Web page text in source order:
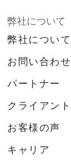
弊社について
弊社について
お問い合わせ
パートナー
クライアント
お客様の声
キャリア